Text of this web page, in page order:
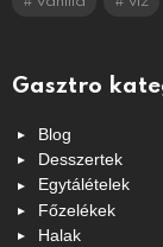
Gasztro
Blog
Desszertek
Egytálételek
Főzelékek
Halak